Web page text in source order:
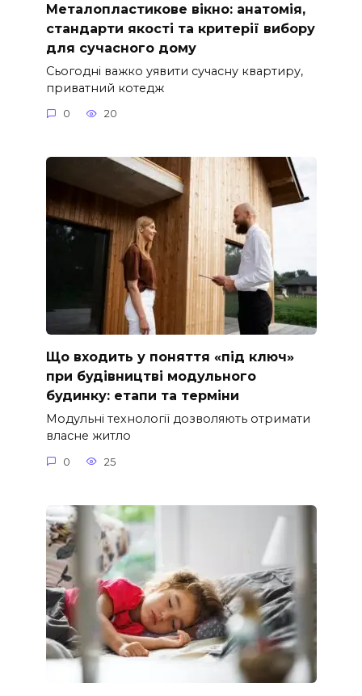
Металопластикове вікно: анатомія,
стандарти якості та критерії вибору
для сучасного дому
Сьогодні важко уявити сучасну квартиру,
приватний котедж
0 20
Що входить у поняття «під ключ»
при будівництві модульного
будинку: етапи та терміни
Модульні технології дозволяють отримати
власне житло
0 25